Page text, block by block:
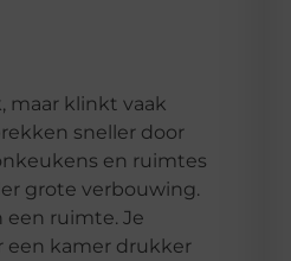
maar klinkt vaak
sneller door
en ruimtes
grote verbouwing.
een ruimte. Je
een kamer drukker